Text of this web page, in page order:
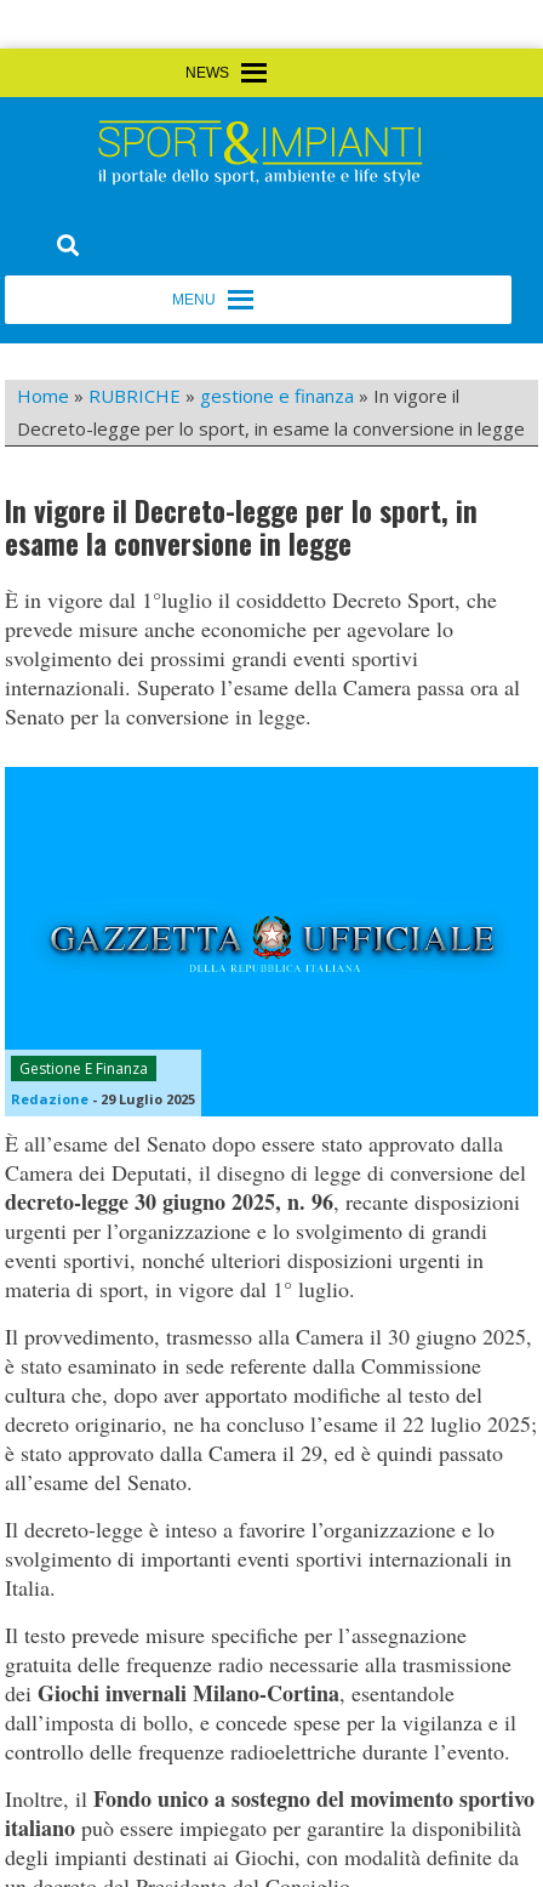
to
Sport&Impianti
Home » RUBRICHE » gestione e finanza » In vigore il
Decreto-legge per lo sport, in esame la conversione in legge
In vigore il Decreto-legge per lo sport, in
esame la conversione in legge
È in vigore dal 1°luglio il cosiddetto Decreto Sport, che
prevede misure anche economiche per agevolare lo
svolgimento dei prossimi grandi eventi sportivi
internazionali. Superato l’esame della Camera passa ora al
Senato per la conversione in legge.
Gestione E Finanza
Redazione - 29 Luglio 2025
È all’esame del Senato dopo essere stato approvato dalla
Camera dei Deputati, il disegno di legge di conversione del
decreto-legge 30 giugno 2025, n. 96, recante disposizioni
urgenti per l’organizzazione e lo svolgimento di grandi
eventi sportivi, nonché ulteriori disposizioni urgenti in
materia di sport, in vigore dal 1° luglio.
Il provvedimento, trasmesso alla Camera il 30 giugno 2025,
è stato esaminato in sede referente dalla Commissione
cultura che, dopo aver apportato modifiche al testo del
decreto originario, ne ha concluso l’esame il 22 luglio 2025;
è stato approvato dalla Camera il 29, ed è quindi passato
all’esame del Senato.
Il decreto-legge è inteso a favorire l’organizzazione e lo
svolgimento di importanti eventi sportivi internazionali in
Italia.
Il testo prevede misure specifiche per l’assegnazione
gratuita delle frequenze radio necessarie alla trasmissione
deiGiochi invernali Milano-Cortina, esentandole
dall’imposta di bollo, e concede spese per la vigilanza e il
controllo delle frequenze radioelettriche durante l’evento.
Inoltre, ilFondo unico a sostegno del movimento sportivo
italiano può essere impiegato per garantire la disponibilità
degli impianti destinati ai Giochi, con modalità definite da